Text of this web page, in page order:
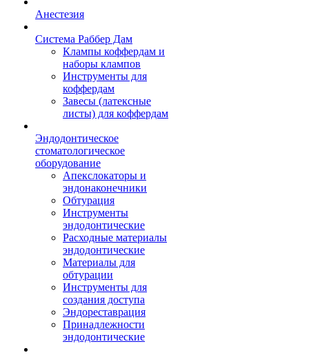
Анестезия
Система Раббер Дам
Клампы коффердам и
наборы клампов
Инструменты для
коффердам
Завесы (латексные
листы) для коффердам
Эндодонтическое
стоматологическое
оборудование
Апекслокаторы и
эндонаконечники
Обтурация
Инструменты
эндодонтические
Расходные материалы
эндодонтические
Материалы для
обтурации
Инструменты для
создания доступа
Эндореставрация
Принадлежности
эндодонтические